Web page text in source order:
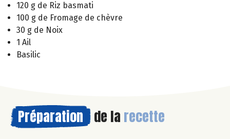
120 g de Riz basmati
100 g de Fromage de chèvre
30 g de Noix
1 Ail
Basilic
Préparation de la recette